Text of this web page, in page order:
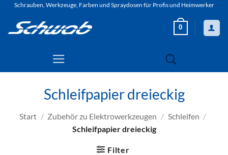
Zum
springen
Schrauben, Werkzeuge, Farben und Spraydosen für Profis und Heimwerker
0
Schleifpapier dreieckig
Start / Zubehör zu Elektrowerkzeugen / Schleifen /
Schleifpapier dreieckig
Filter